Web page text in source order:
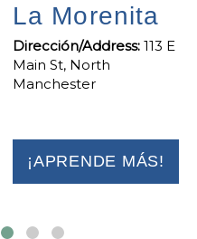
La Morenita
Dirección/Address: 113 E
Main St, North
Manchester
¡APRENDE MÁS!